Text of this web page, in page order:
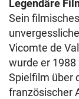
Legendäre
Sein
Vicomte de
wurde er
Spielfilm über
französischer